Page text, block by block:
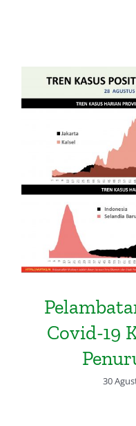
Pelambatan
19 Kalsel:
Covid-19
30